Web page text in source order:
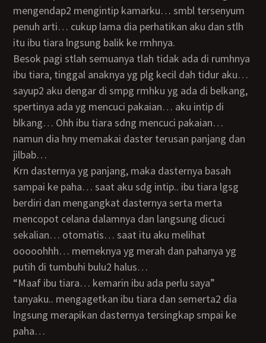
mengendap2 mengintip kamarku… smbl tersenyum
penuh arti… cukup lama dia perhatikan aku dan stlh
itu ibu tiara lngsung balik ke rmhnya.
Besok pagi stlah semuanya tlah tidak ada di rumhnya
ibu tiara, tinggal anaknya yg plg kecil dah tidur aku…
sayup2 aku dengar di smpg rmhku yg ada di belkang,
spertinya ada yg mencuci pakaian… aku intip di
blkang… Ohh ibu tiara sdng mencuci pakaian…
namun dia hny memakai daster terusan panjang dan
jilbab…
krn dasternya yg panjang, maka dasternya basah
sampai ke paha… saat aku sdg intip.. ibu tiara lgsg
berdiri dan mengangkat dasternya serta merta
mencopot celana dalamnya dan langsung dicuci
sekalian… otomatis… saat itu aku melihat
ooooohhh… memeknya yg merah dan pahanya yg
putih di tumbuhi bulu2 halus…
“Maaf ibu tiara… kemarin ibu ada perlu saya”
tanyaku.. mengagetkan ibu tiara dan semerta2 dia
lngsung merapikan dasternya tersingkap smpai ke
paha…